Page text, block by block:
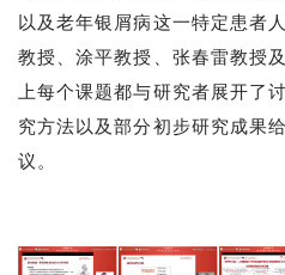
以及老年银屑病这一特定患者
教授、涂平教授、张春雷教授
上每个课题都与研究者展开了
究方法以及部分初步研究成果
议。